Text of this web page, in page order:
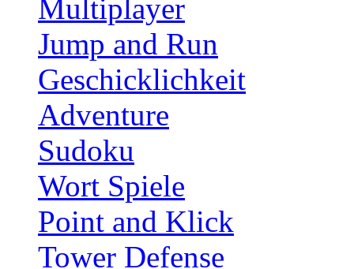
Multiplayer
Jump and Run
Geschicklichkeit
Adventure
Sudoku
Wort Spiele
Point and Klick
Tower Defense